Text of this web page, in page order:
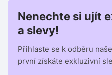
Nenechte si ujít
a slevy!
Přihlaste se k odběru
první získáte exkluzivní